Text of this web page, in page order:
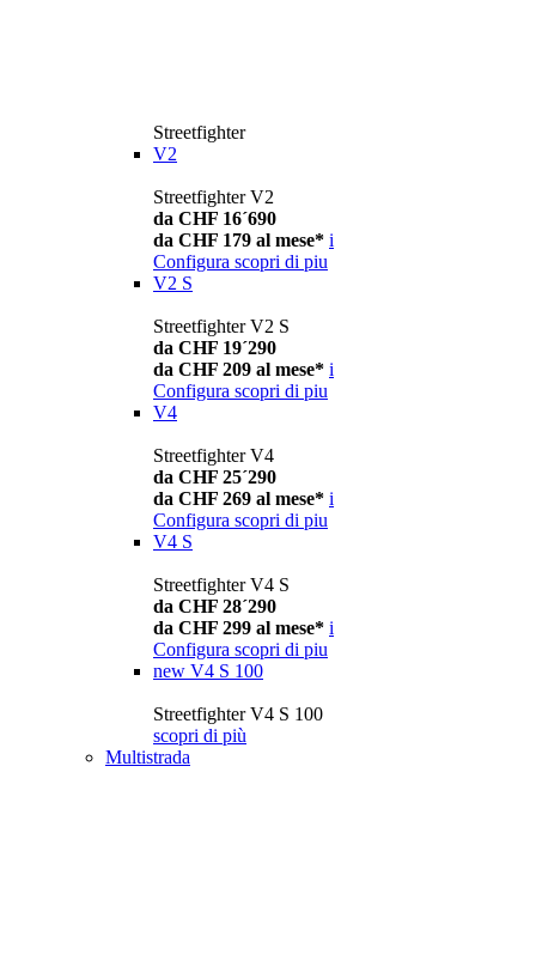
Streetfighter
V2
Streetfighter V2
da CHF 16´690
da CHF 179 al mese* i
Configura scopri di piu
V2 S
Streetfighter V2 S
da CHF 19´290
da CHF 209 al mese* i
Configura scopri di piu
V4
Streetfighter V4
da CHF 25´290
da CHF 269 al mese* i
Configura scopri di piu
V4 S
Streetfighter V4 S
da CHF 28´290
da CHF 299 al mese* i
Configura scopri di piu
new V4 S 100
Streetfighter V4 S 100
scopri di più
Multistrada